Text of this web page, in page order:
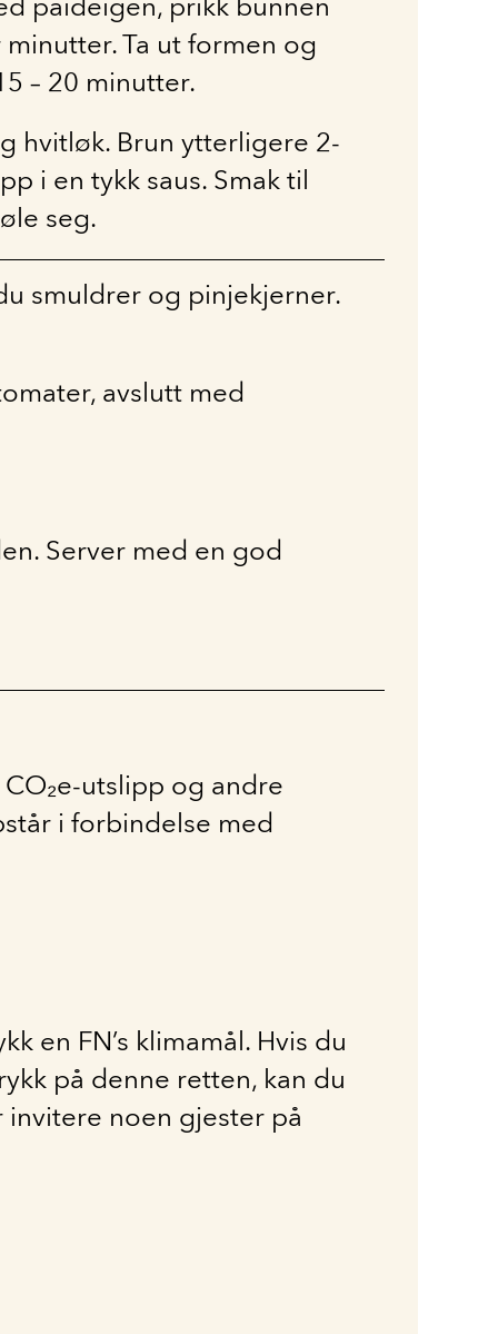
Ta ut formen og
– 20 minutter.
hvitløk. Brun ytterligere 2-
i en tykk saus. Smak til
seg.
smuldrer og pinjekjerner.
avslutt med
Server med en god
utslipp og andre
i forbindelse med
en FN’s klimamål. Hvis du
på denne retten, kan du
noen gjester på